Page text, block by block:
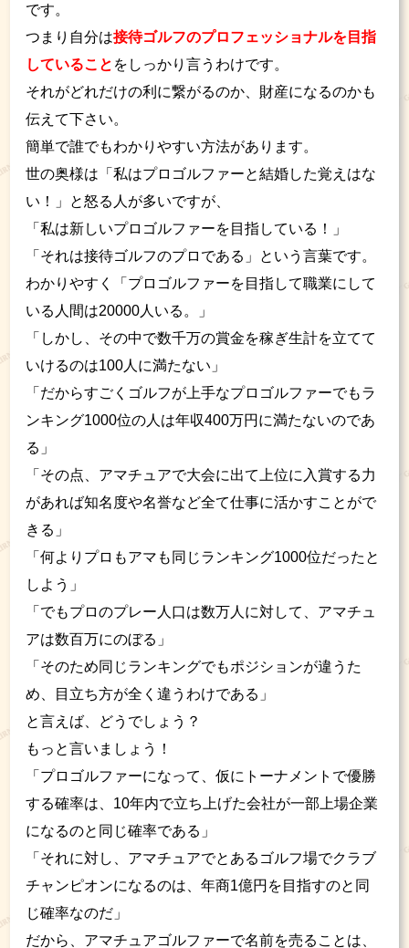
です。
つまり自分は接待ゴルフのプロフェッショナルを目指
していること をしっかり言うわけです。
それがどれだけの利に繋がるのか、財産になるのかも
伝えて下さい。
簡単で誰でもわかりやすい方法があります。
世の奥様は「私はプロゴルファーと結婚した覚えはな
い！」と怒る人が多いですが、
「私は新しいプロゴルファーを目指している！」
「それは接待ゴルフのプロである」という言葉です。
わかりやすく「プロゴルファーを目指して職業にして
いる人間は20000人いる。」
「しかし、その中で数千万の賞金を稼ぎ生計を立てて
いけるのは100人に満たない」
「だからすごくゴルフが上手なプロゴルファーでもラ
ンキング1000位の人は年収400万円に満たないのであ
る」
「その点、アマチュアで大会に出て上位に入賞する力
があれば知名度や名誉など全て仕事に活かすことがで
きる」
「何よりプロもアマも同じランキング1000位だったと
しよう」
「でもプロのプレー人口は数万人に対して、アマチュ
アは数百万にのぼる」
「そのため同じランキングでもポジションが違うた
め、目立ち方が全く違うわけである」
と言えば、どうでしょう？
もっと言いましょう！
「プロゴルファーになって、仮にトーナメントで優勝
する確率は、10年内で立ち上げた会社が一部上場企業
になるのと同じ確率である」
「それに対し、アマチュアでとあるゴルフ場でクラブ
チャンピオンになるのは、年商1億円を目指すのと同
じ確率なのだ」
だから、アマチュアゴルファーで名前を売ることは、